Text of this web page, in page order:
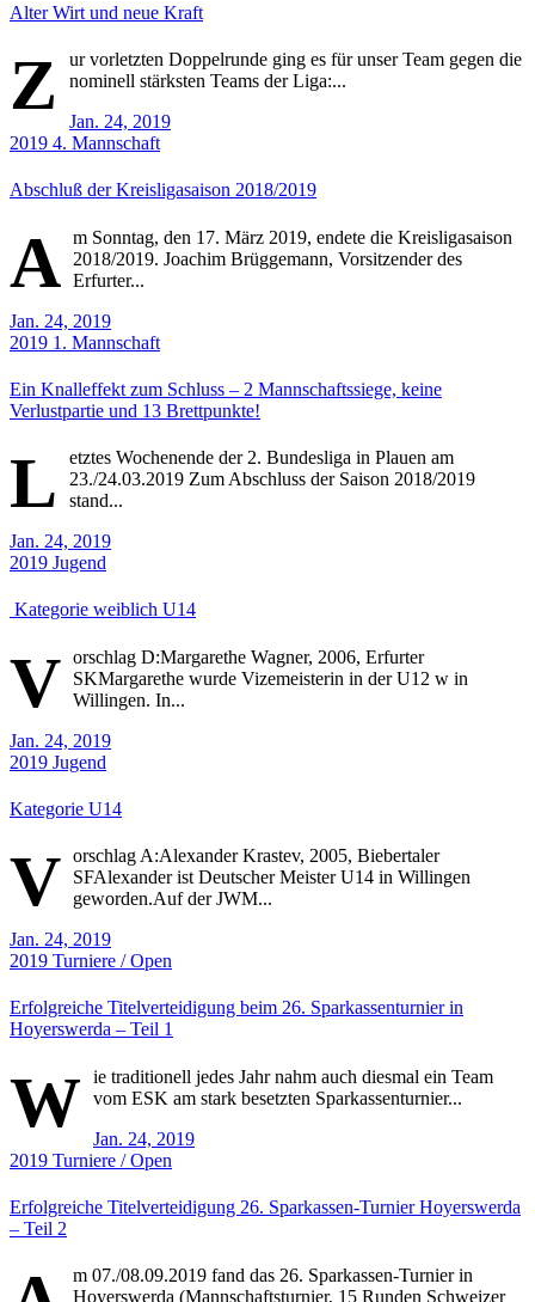
Alter Wirt und neue Kraft
Z
ur vorletzten Doppelrunde ging es für unser Team gegen die
nominell stärksten Teams der Liga:...
Jan. 24, 2019
2019 4. Mannschaft
Abschluß der Kreisligasaison 2018/2019
A m Sonntag, den 17. März 2019, endete die Kreisligasaison
2018/2019. Joachim Brüggemann, Vorsitzender des
Erfurter...
Jan. 24, 2019
2019 1. Mannschaft
Ein Knalleffekt zum Schluss – 2 Mannschaftssiege, keine
Verlustpartie und 13 Brettpunkte!
L
etztes Wochenende der 2. Bundesliga in Plauen am
23./24.03.2019 Zum Abschluss der Saison 2018/2019
stand...
Jan. 24, 2019
2019 Jugend
Kategorie weiblich U14
V orschlag D:Margarethe Wagner, 2006, Erfurter
SKMargarethe wurde Vizemeisterin in der U12 w in
Willingen. In...
Jan. 24, 2019
2019 Jugend
Kategorie U14
V orschlag A:Alexander Krastev, 2005, Biebertaler
SFAlexander ist Deutscher Meister U14 in Willingen
geworden.Auf der JWM...
Jan. 24, 2019
2019 Turniere / Open
Erfolgreiche Titelverteidigung beim 26. Sparkassenturnier in
Hoyerswerda – Teil 1
W
ie traditionell jedes Jahr nahm auch diesmal ein Team
vom ESK am stark besetzten Sparkassenturnier...
Jan. 24, 2019
2019 Turniere / Open
Erfolgreiche Titelverteidigung 26. Sparkassen-Turnier Hoyerswerda
– Teil 2
m 07./08.09.2019 fand das 26. Sparkassen-Turnier in
Hoyerswerda (Mannschaftsturnier, 15 Runden Schweizer